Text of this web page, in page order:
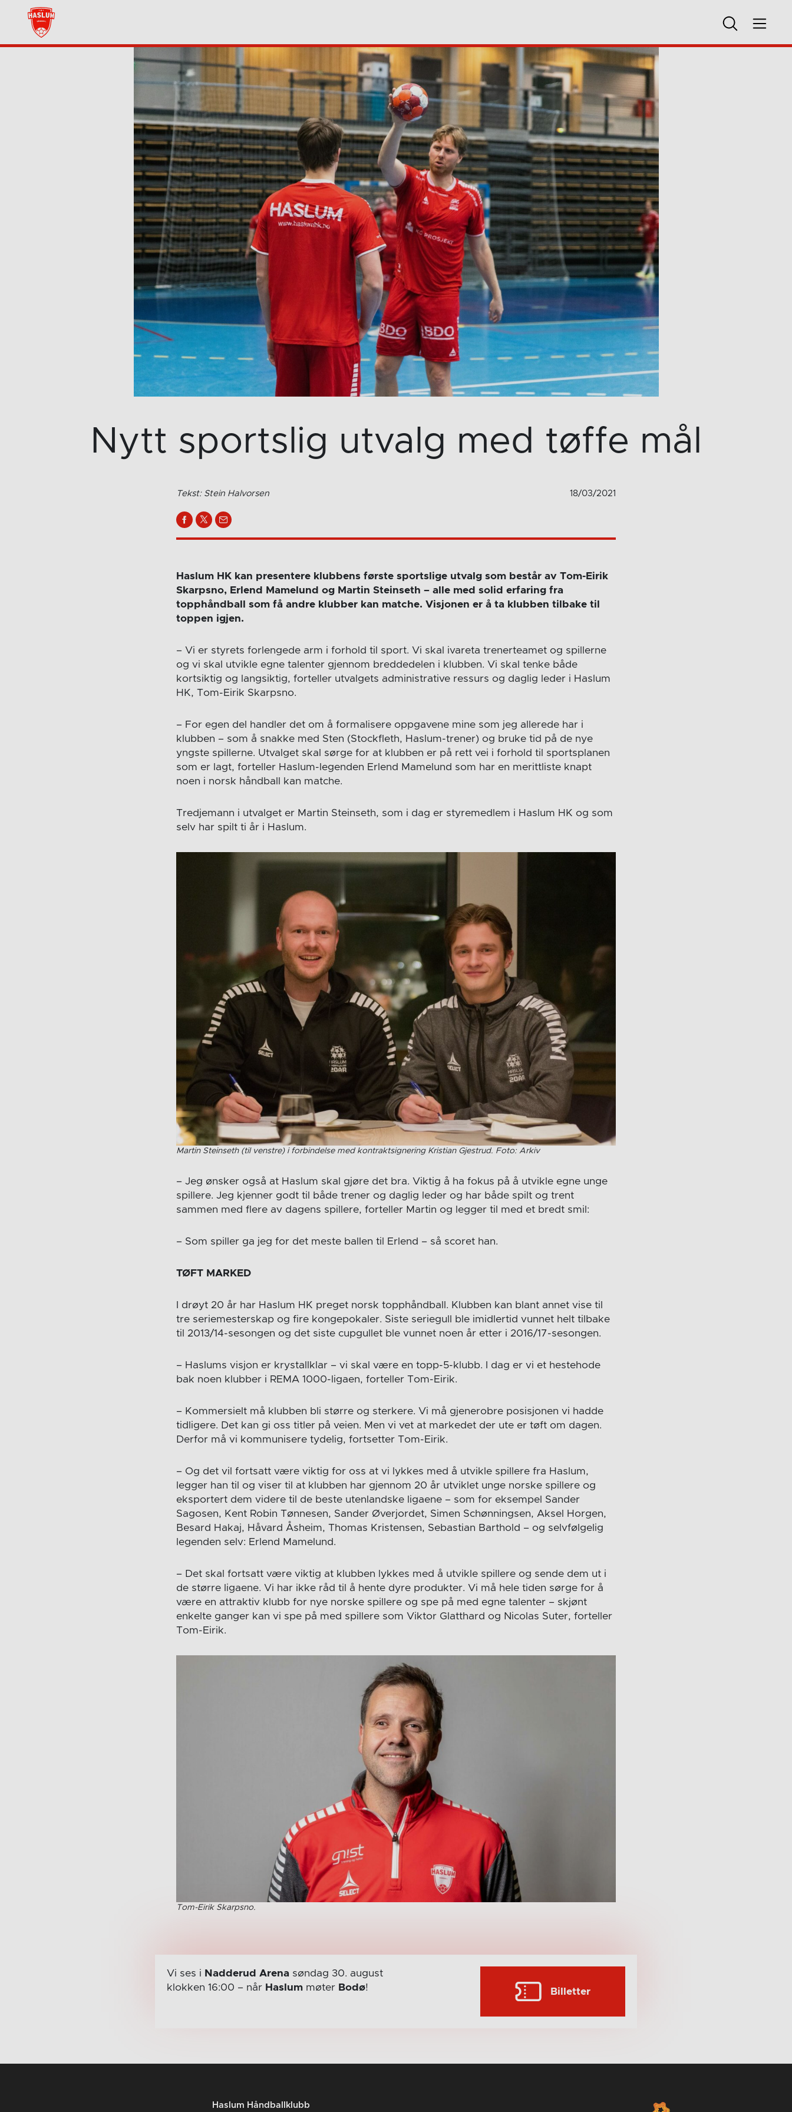
Nytt sportslig utvalg med tøffe mål
Tekst: Stein Halvorsen 18/03/2021
Haslum HK kan presentere klubbens første sportslige utvalg som består av Tom-Eirik
Skarpsno, Erlend Mamelund og Martin Steinseth – alle med solid erfaring fra
topphåndball som få andre klubber kan matche. Visjonen er å ta klubben tilbake til
toppen igjen.
– Vi er styrets forlengede arm i forhold til sport. Vi skal ivareta trenerteamet og spillerne
og vi skal utvikle egne talenter gjennom breddedelen i klubben. Vi skal tenke både
kortsiktig og langsiktig, forteller utvalgets administrative ressurs og daglig leder i Haslum
HK, Tom-Eirik Skarpsno.
– For egen del handler det om å formalisere oppgavene mine som jeg allerede har i
klubben – som å snakke med Sten (Stockfleth, Haslum-trener) og bruke tid på de nye
yngste spillerne. Utvalget skal sørge for at klubben er på rett vei i forhold til sportsplanen
som er lagt, forteller Haslum-legenden Erlend Mamelund som har en merittliste knapt
noen i norsk håndball kan matche.
Tredjemann i utvalget er Martin Steinseth, som i dag er styremedlem i Haslum HK og som
selv har spilt ti år i Haslum.
Martin Steinseth (til venstre) i forbindelse med kontraktsignering Kristian Gjestrud. Foto: Arkiv
– Jeg ønsker også at Haslum skal gjøre det bra. Viktig å ha fokus på å utvikle egne unge
spillere. Jeg kjenner godt til både trener og daglig leder og har både spilt og trent
sammen med flere av dagens spillere, forteller Martin og legger til med et bredt smil:
– Som spiller ga jeg for det meste ballen til Erlend – så scoret han.
TØFT MARKED
I drøyt 20 år har Haslum HK preget norsk topphåndball. Klubben kan blant annet vise til
tre seriemesterskap og fire kongepokaler. Siste seriegull ble imidlertid vunnet helt tilbake
til 2013/14-sesongen og det siste cupgullet ble vunnet noen år etter i 2016/17-sesongen.
– Haslums visjon er krystallklar – vi skal være en topp-5-klubb. I dag er vi et hestehode
bak noen klubber i REMA 1000-ligaen, forteller Tom-Eirik.
– Kommersielt må klubben bli større og sterkere. Vi må gjenerobre posisjonen vi hadde
tidligere. Det kan gi oss titler på veien. Men vi vet at markedet der ute er tøft om dagen.
Derfor må vi kommunisere tydelig, fortsetter Tom-Eirik.
– Og det vil fortsatt være viktig for oss at vi lykkes med å utvikle spillere fra Haslum,
legger han til og viser til at klubben har gjennom 20 år utviklet unge norske spillere og
eksportert dem videre til de beste utenlandske ligaene – som for eksempel Sander
Sagosen, Kent Robin Tønnesen, Sander Øverjordet, Simen Schønningsen, Aksel Horgen,
Besard Hakaj, Håvard Åsheim, Thomas Kristensen, Sebastian Barthold – og selvfølgelig
legenden selv: Erlend Mamelund.
– Det skal fortsatt være viktig at klubben lykkes med å utvikle spillere og sende dem ut i
de større ligaene. Vi har ikke råd til å hente dyre produkter. Vi må hele tiden sørge for å
være en attraktiv klubb for nye norske spillere og spe på med egne talenter – skjønt
enkelte ganger kan vi spe på med spillere som Viktor Glatthard og Nicolas Suter, forteller
Tom-Eirik.
Tom-Eirik Skarpsno.
Vi ses i Nadderud Arenasøndag 30. august
klokken 16:00 – når Haslummøter Bodø! Billetter
Haslum Håndballklubb